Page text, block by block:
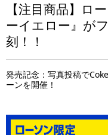
【注目商品】ロ
ーイエロー』が
刻！！
発売記念：写真投稿で
ーンを開催！